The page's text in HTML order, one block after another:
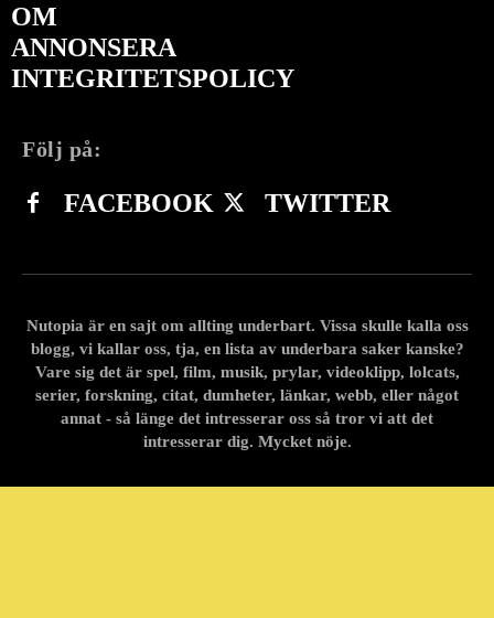
OM
ANNONSERA
INTEGRITETSPOLICY
Följ på:
FACEBOOK TWITTER
Nutopia är en sajt om allting underbart. Vissa skulle kalla oss
blogg, vi kallar oss, tja, en lista av underbara saker kanske?
Vare sig det är spel, film, musik, prylar, videoklipp, lolcats,
serier, forskning, citat, dumheter, länkar, webb, eller något
annat - så länge det intresserar oss så tror vi att det
intresserar dig. Mycket nöje.